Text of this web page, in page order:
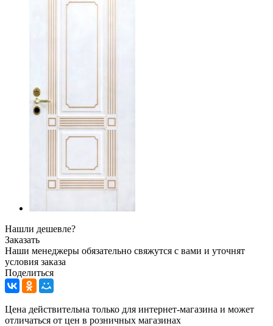
Нашли дешевле?
Заказать
Наши менеджеры обязательно свяжутся с вами и уточнят
условия заказа
Поделиться
Цена действительна только для интернет-магазина и может
отличаться от цен в розничных магазинах